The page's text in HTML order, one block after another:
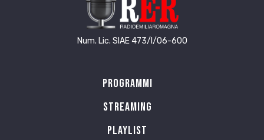
Num. Lic. SIAE 473/I/06-600
Programmi
Streaming
Playlist